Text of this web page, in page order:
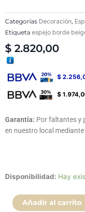
Categorías Decoración,
Etiqueta espejo borde
$ 2.820,00
$
$
Garantía: Por faltantes y
en nuestro local
Disponibilidad: Hay
Espejo
70cm
Añadir al carrito